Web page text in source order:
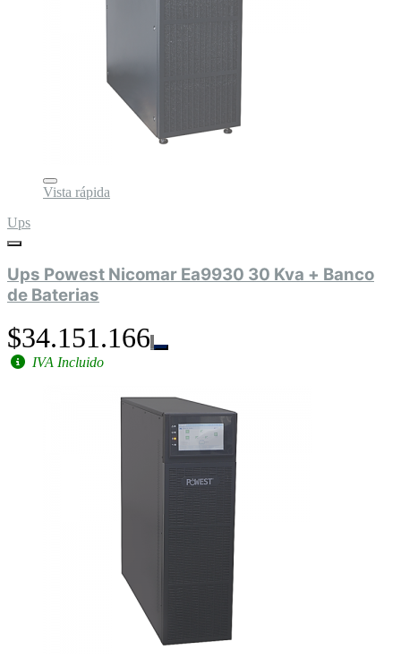
Vista rápida
Ups
Ups Powest Nicomar Ea9930 30 Kva + Banco
de Baterias
$34.151.166
IVA Incluido